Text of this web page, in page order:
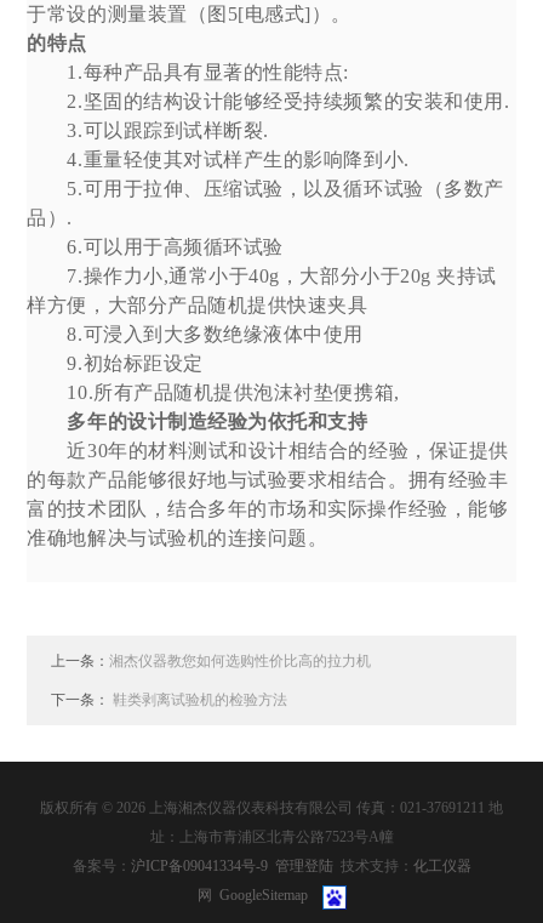
于常设的测量装置（图5[电感式]）。
的特点
1.每种产品具有显著的性能特点:
2.坚固的结构设计能够经受持续频繁的安装和使用.
3.可以跟踪到试样断裂.
4.重量轻使其对试样产生的影响降到小.
5.可用于拉伸、压缩试验，以及循环试验（多数产
品）.
6.可以用于高频循环试验
7.操作力小,通常小于40g，大部分小于20g 夹持试
样方便，大部分产品随机提供快速夹具
8.可浸入到大多数绝缘液体中使用
9.初始标距设定
10.所有产品随机提供泡沫衬垫便携箱,
多年的设计制造经验为依托和支持
近30年的材料测试和设计相结合的经验，保证提供
的每款产品能够很好地与试验要求相结合。拥有经验丰
富的技术团队，结合多年的市场和实际操作经验，能够
准确地解决与试验机的连接问题。
上一条：湘杰仪器教您如何选购性价比高的拉力机
下一条：鞋类剥离试验机的检验方法
版权所有 © 2026 上海湘杰仪器仪表科技有限公司 传真：021-37691211 地
址：上海市青浦区北青公路7523号A幢
备案号： 沪ICP备09041334号-9 管理登陆 技术支持： 化工仪器
网 GoogleSitemap